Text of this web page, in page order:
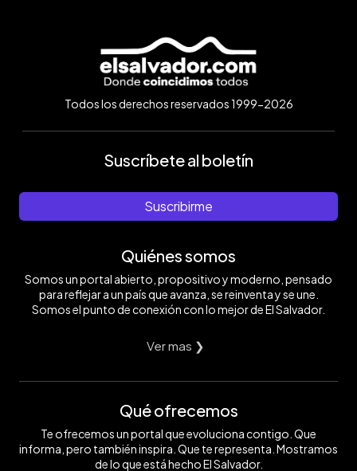
Todos los derechos reservados 1999-2026
Suscríbete al boletín
Suscribirme
Quiénes somos
Somos un portal abierto, propositivo y moderno, pensado
para reflejar a un país que avanza, se reinventa y se une.
Somos el punto de conexión con lo mejor de El Salvador.
Ver mas ❯
Qué ofrecemos
Te ofrecemos un portal que evoluciona contigo. Que
informa, pero también inspira. Que te representa. Mostramos
de lo que está hecho El Salvador.